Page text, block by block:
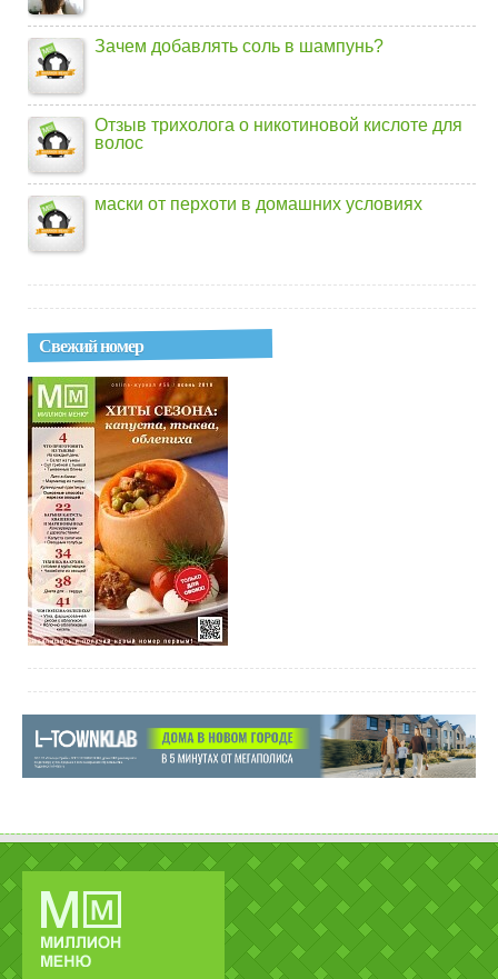
Зачем добавлять соль в шампунь?
Отзыв трихолога о никотиновой кислоте для
волос
маски от перхоти в домашних условиях
Свежий номер